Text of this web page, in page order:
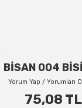
BİSAN 004
Yorum Yap / Yorumları
75,08 TL